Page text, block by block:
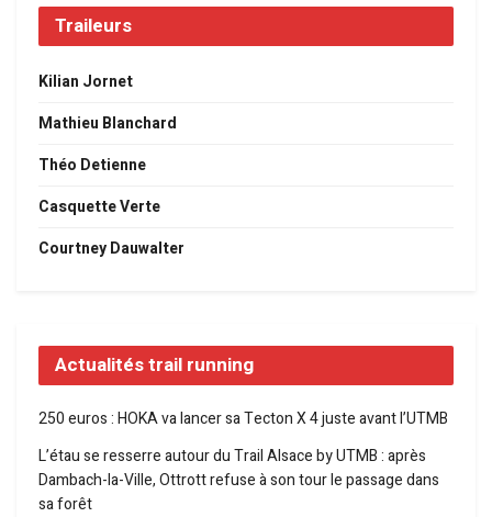
Traileurs
Kilian Jornet
Mathieu Blanchard
Théo Detienne
Casquette Verte
Courtney Dauwalter
Actualités trail running
250 euros : HOKA va lancer sa Tecton X 4 juste avant l’UTMB
L’étau se resserre autour du Trail Alsace by UTMB : après
Dambach-la-Ville, Ottrott refuse à son tour le passage dans
sa forêt